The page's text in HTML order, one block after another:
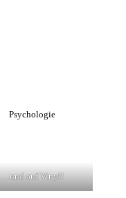
Psychologie
…und auf Vinyl!